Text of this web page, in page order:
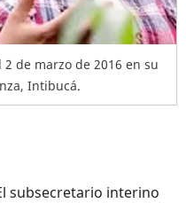
de marzo de 2016 en su
Intibucá.
subsecretario interino